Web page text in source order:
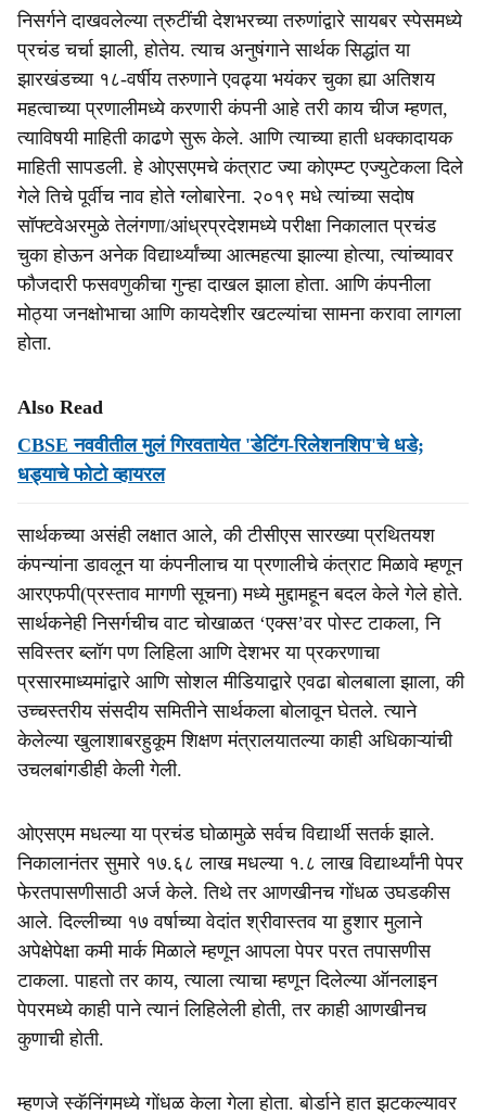
निसर्गने दाखवलेल्या त्रुटींची देशभरच्या तरुणांद्वारे सायबर स्पेसमध्ये
प्रचंड चर्चा झाली, होतेय. त्याच अनुषंगाने सार्थक सिद्धांत या
झारखंडच्या १८-वर्षीय तरुणाने एवढ्या भयंकर चुका ह्या अतिशय
महत्वाच्या प्रणालीमध्ये करणारी कंपनी आहे तरी काय चीज म्हणत,
त्याविषयी माहिती काढणे सुरू केले. आणि त्याच्या हाती धक्कादायक
माहिती सापडली. हे ओएसएमचे कंत्राट ज्या कोएम्प्ट एज्युटेकला दिले
गेले तिचे पूर्वीच नाव होते ग्लोबारेना. २०१९ मधे त्यांच्या सदोष
सॉफ्टवेअरमुळे तेलंगणा/आंध्रप्रदेशमध्ये परीक्षा निकालात प्रचंड
चुका होऊन अनेक विद्यार्थ्यांच्या आत्महत्या झाल्या होत्या, त्यांच्यावर
फौजदारी फसवणुकीचा गुन्हा दाखल झाला होता. आणि कंपनीला
मोठ्या जनक्षोभाचा आणि कायदेशीर खटल्यांचा सामना करावा लागला
होता.
Also Read
CBSE नववीतील मुलं गिरवतायेत 'डेटिंग-रिलेशनशिप'चे धडे;
धड्याचे फोटो व्हायरल
सार्थकच्या असंही लक्षात आले, की टीसीएस सारख्या प्रथितयश
कंपन्यांना डावलून या कंपनीलाच या प्रणालीचे कंत्राट मिळावे म्हणून
आरएफपी(प्रस्ताव मागणी सूचना) मध्ये मुद्दामहून बदल केले गेले होते.
सार्थकनेही निसर्गचीच वाट चोखाळत ‘एक्स’वर पोस्ट टाकला, नि
सविस्तर ब्लॉग पण लिहिला आणि देशभर या प्रकरणाचा
प्रसारमाध्यमांद्वारे आणि सोशल मीडियाद्वारे एवढा बोलबाला झाला, की
उच्चस्तरीय संसदीय समितीने सार्थकला बोलावून घेतले. त्याने
केलेल्या खुलाशाबरहुकूम शिक्षण मंत्रालयातल्या काही अधिकाऱ्यांची
उचलबांगडीही केली गेली.
ओएसएम मधल्या या प्रचंड घोळामुळे सर्वच विद्यार्थी सतर्क झाले.
निकालानंतर सुमारे १७.६८ लाख मधल्या १.८ लाख विद्यार्थ्यांनी पेपर
फेरतपासणीसाठी अर्ज केले. तिथे तर आणखीनच गोंधळ उघडकीस
आले. दिल्लीच्या १७ वर्षाच्या वेदांत श्रीवास्तव या हुशार मुलाने
अपेक्षेपेक्षा कमी मार्क मिळाले म्हणून आपला पेपर परत तपासणीस
टाकला. पाहतो तर काय, त्याला त्याचा म्हणून दिलेल्या ऑनलाइन
पेपरमध्ये काही पाने त्यानं लिहिलेली होती, तर काही आणखीनच
कुणाची होती.
म्हणजे स्कॅनिंगमध्ये गोंधळ केला गेला होता. बोर्डाने हात झटकल्यावर